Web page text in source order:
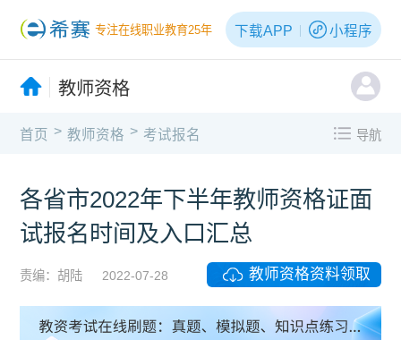
专注在线职业教育25年 下载APP 小程序
教师资格
首页 > 教师资格 > 考试报名 导航
各省市2022年下半年教师资格证面
试报名时间及入口汇总
责编：胡陆 2022-07-28 教师资格资料领取